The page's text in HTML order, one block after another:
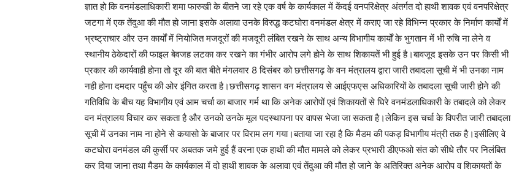
ज्ञात हो कि वनमंडलाधिकारी शमा फारुखी के बीतने जा रहे एक वर्ष के कार्यकाल में केंदई वनपरिक्षेत्र अंतर्गत दो हाथी शावक एवं वनपरिक्षेत्र
जटगा में एक तेंदुआ की मौत हो जाना इसके अलावा उनके विरुद्ध कटघोरा वनमंडल क्षेत्र में कराए जा रहे विभिन्न प्रकार के निर्माण कार्यों में
भ्रष्ट्राचार और उन कार्यों में नियोजित मजदूरों की मजदूरी लंबित रखने के साथ अन्य विभागीय कार्यों के भुगतान में भी रुचि ना लेने व
स्थानीय ठेकेदारों की फाइल बेवजह लटका कर रखने का गंभीर आरोप लगे होने के साथ शिकायतें भी हुई है।बावजूद इसके उन पर किसी भी
प्रकार की कार्यवाही होना तो दूर की बात बीते मंगलवार 8 दिसंबर को छत्तीसगढ़ के वन मंत्रालय द्वारा जारी तबादला सूची में भी उनका नाम
नही होना दमदार पहुँच की ओर इंगित करता है।छत्तीसगढ़ शासन वन मंत्रालय से आईएफएस अधिकारियों के तबादला सूची जारी होने की
गतिविधि के बीच यह विभागीय एवं आम चर्चा का बाजार गर्म था कि अनेक आरोपों एवं शिकायतों से घिरे वनमंडलाधिकारी के तबादले को लेकर
वन मंत्रालय विचार कर सकता है और उनको उनके मूल पदस्थापना पर वापस भेजा जा सकता है।लेकिन इस चर्चा के विपरीत जारी तबादला
सूची में उनका नाम ना होने से कयासो के बाजार पर विराम लग गया।बताया जा रहा है कि मैडम की पकड़ विभागीय मंत्री तक है।इसीलिए वे
कटघोरा वनमंडल की कुर्सी पर अबतक जमे हुई हैं वरना एक हाथी की मौत मामले को लेकर प्रभारी डीएफओ संत को सीधे तौर पर निलंबित
कर दिया जाना तथा मैडम के कार्यकाल में दो हाथी शावक के अलावा एवं तेंदुआ की मौत हो जाने के अतिरिक्त अनेक आरोप व शिकायतों के